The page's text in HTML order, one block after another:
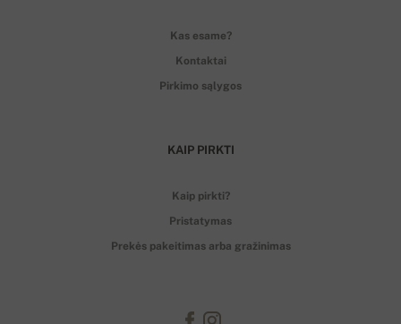
Kas esame?
Kontaktai
Pirkimo sąlygos
KAIP PIRKTI
Kaip pirkti?
Pristatymas
Prekės pakeitimas arba gražinimas